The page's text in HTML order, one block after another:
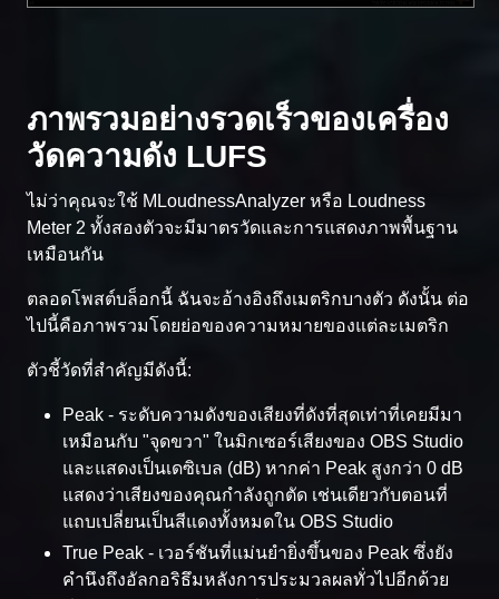
ภาพรวมอย่างรวดเร็วของเครื่อง
วัดความดัง LUFS
ไม่ว่าคุณจะใช้ MLoudnessAnalyzer หรือ Loudness
Meter 2 ทั้งสองตัวจะมีมาตรวัดและการแสดงภาพพื้นฐาน
เหมือนกัน
ตลอดโพสต์บล็อกนี้ ฉันจะอ้างอิงถึงเมตริกบางตัว ดังนั้น ต่อ
ไปนี้คือภาพรวมโดยย่อของความหมายของแต่ละเมตริก
ตัวชี้วัดที่สำคัญมีดังนี้:
Peak - ระดับความดังของเสียงที่ดังที่สุดเท่าที่เคยมีมา
เหมือนกับ "จุดขวา" ในมิกเซอร์เสียงของ OBS Studio
และแสดงเป็นเดซิเบล (dB) หากค่า Peak สูงกว่า 0 dB
แสดงว่าเสียงของคุณกำลังถูกตัด เช่นเดียวกับตอนที่
แถบเปลี่ยนเป็นสีแดงทั้งหมดใน OBS Studio
True Peak - เวอร์ชันที่แม่นยำยิ่งขึ้นของ Peak ซึ่งยัง
คำนึงถึงอัลกอริธึมหลังการประมวลผลทั่วไปอีกด้วย